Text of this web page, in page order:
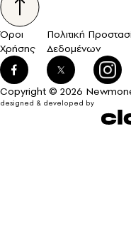
Όροι
Χρήσης
Πολιτική
Δεδομένων
Copyright © 2026
designed & developed by